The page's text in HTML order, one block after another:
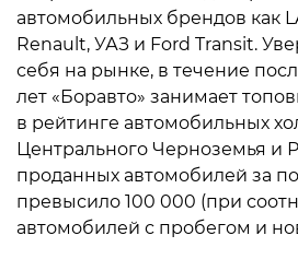
автомобильных брендов как
Renault, УАЗ и Ford Transit.
себя на рынке, в течение
лет «Боравто» занимает
в рейтинге автомобильных
Центрального Черноземья и
проданных автомобилей за
превысило 100 000 (при
автомобилей с пробегом и